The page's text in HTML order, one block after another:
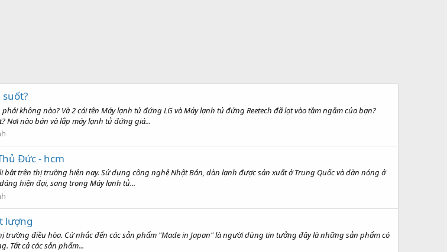
không nào? Và 2 cái tên Máy lạnh tủ đứng LG và Máy lạnh tủ đứng Reetech đã lọt vào tầm ngắm của bạn?
Nơi nào bán và lắp máy lạnh tủ đứng giá...
Đức - hcm
trên thị trường hiện nay. Sử dụng công nghệ Nhật Bản, dàn lạnh được sản xuất ở Trung Quốc và dàn nóng ở
hiện đại, sang trọng Máy lạnh tủ...
lượng
điều hòa. Cứ nhắc đến các sản phẩm "Made in Japan" là người dùng tin tưởng đây là những sản phẩm có
Tất cả các sản phẩm...